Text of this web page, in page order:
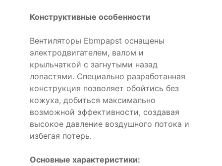
Конструктивные особенности
Вентиляторы Ebmpapst оснащены
электродвигателем, валом и
крыльчаткой с загнутыми назад
лопастями. Специально разработанная
конструкция позволяет обойтись без
кожуха, добиться максимально
возможной эффективности, создавая
высокое давление воздушного потока и
избегая потерь.
Основные характеристики: